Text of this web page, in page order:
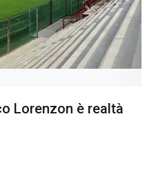
Lorenzon è realtà